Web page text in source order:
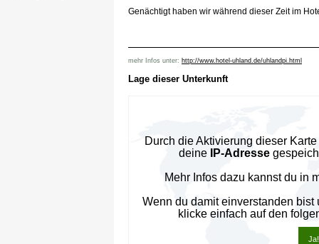
Genächtigt haben wir während dieser Zeit im
mehr Infos unter: http://www.hotel-uhland.de/uhlandpi.html
Lage dieser Unterkunft
Durch die Aktivierung dieser
deine
IP-Adresse
Mehr Infos dazu kannst du in
Wenn du damit einverstanden
klicke einfach auf den